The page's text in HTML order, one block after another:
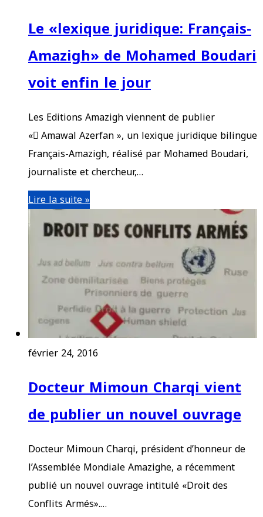
Le «lexique juridique: Français-
Amazigh» de Mohamed Boudari
voit enfin le jour
Les Editions Amazigh viennent de publier
« َAmawal Azerfan », un lexique juridique bilingue
Français-Amazigh, réalisé par Mohamed Boudari,
journaliste et chercheur,…
Lire la suite »
février 24, 2016
Docteur Mimoun Charqi vient
de publier un nouvel ouvrage
Docteur Mimoun Charqi, président d’honneur de
l’Assemblée Mondiale Amazighe, a récemment
publié un nouvel ouvrage intitulé «Droit des
Conflits Armés».…